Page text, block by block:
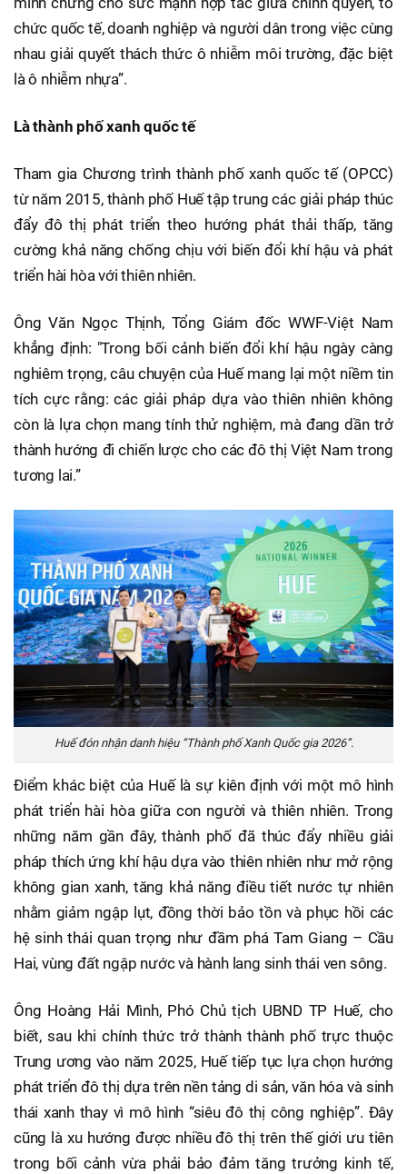
chức quốc tế, doanh nghiệp và người dân trong việc cùng
nhau giải quyết thách thức ô nhiễm môi trường, đặc biệt
là ô nhiễm nhựa”.
Là thành phố xanh quốc tế
Tham gia Chương trình thành phố xanh quốc tế (OPCC)
từ năm 2015, thành phố Huế tập trung các giải pháp thúc
đẩy đô thị phát triển theo hướng phát thải thấp, tăng
cường khả năng chống chịu với biến đổi khí hậu và phát
triển hài hòa với thiên nhiên.
Ông Văn Ngọc Thịnh, Tổng Giám đốc WWF-Việt Nam
khẳng định: "Trong bối cảnh biến đổi khí hậu ngày càng
nghiêm trọng, câu chuyện của Huế mang lại một niềm tin
tích cực rằng: các giải pháp dựa vào thiên nhiên không
còn là lựa chọn mang tính thử nghiệm, mà đang dần trở
thành hướng đi chiến lược cho các đô thị Việt Nam trong
tương lai.”
Huế đón nhận danh hiệu “Thành phố Xanh Quốc gia 2026”.
Điểm khác biệt của Huế là sự kiên định với một mô hình
phát triển hài hòa giữa con người và thiên nhiên. Trong
những năm gần đây, thành phố đã thúc đẩy nhiều giải
pháp thích ứng khí hậu dựa vào thiên nhiên như mở rộng
không gian xanh, tăng khả năng điều tiết nước tự nhiên
nhằm giảm ngập lụt, đồng thời bảo tồn và phục hồi các
hệ sinh thái quan trọng như đầm phá Tam Giang – Cầu
Hai, vùng đất ngập nước và hành lang sinh thái ven sông.
Ông Hoàng Hải Mình, Phó Chủ tịch UBND TP Huế, cho
biết, sau khi chính thức trở thành thành phố trực thuộc
Trung ương vào năm 2025, Huế tiếp tục lựa chọn hướng
phát triển đô thị dựa trên nền tảng di sản, văn hóa và sinh
thái xanh thay vì mô hình “siêu đô thị công nghiệp”. Đây
cũng là xu hướng được nhiều đô thị trên thế giới ưu tiên
trong bối cảnh vừa phải bảo đảm tăng trưởng kinh tế,